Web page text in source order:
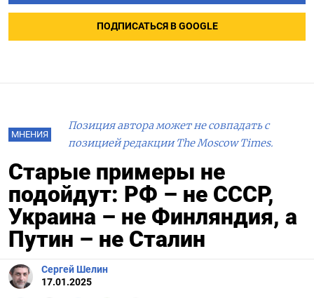
ПОДПИСАТЬСЯ В GOOGLE
МНЕНИЯ
Позиция автора может не совпадать с
позицией редакции The Moscow Times.
Старые примеры не
подойдут: РФ – не СССР,
Украина – не Финляндия, а
Путин – не Сталин
Сергей Шелин
17.01.2025